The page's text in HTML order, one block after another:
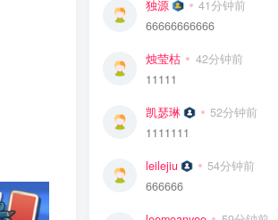
独源 41分钟前
66666666666
烛莹枯 42分钟前
11111
凯瑟琳 52分钟前
1111111
leilejiu 54分钟前
666666